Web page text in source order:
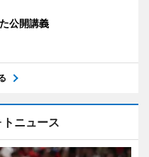
公開講義
ニュース